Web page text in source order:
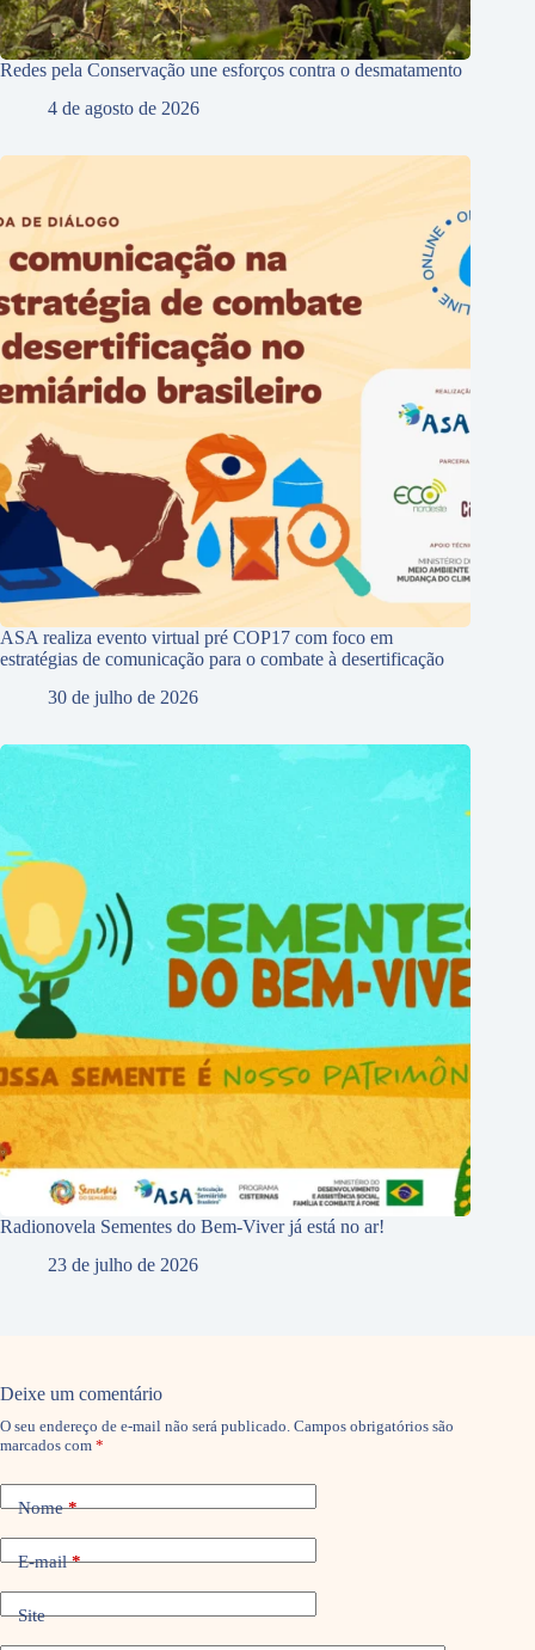
Redes pela Conservação une esforços contra o desmatamento
4 de agosto de 2026
ASA realiza evento virtual pré COP17 com foco em
estratégias de comunicação para o combate à desertificação
30 de julho de 2026
Radionovela Sementes do Bem-Viver já está no ar!
23 de julho de 2026
Deixe um comentário
O seu endereço de e-mail não será publicado. Campos obrigatórios são
marcados com *
Nome*
E-mail*
Site